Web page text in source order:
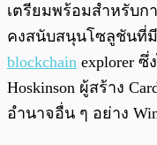
เตรียมพร้อมสำหรับก
คงสนับสนุนโซลูชันที่มี
blockchain explorer ซึ่
Hoskinson ผู้สร้าง
อำนาจอื่น ๆ อย่าง